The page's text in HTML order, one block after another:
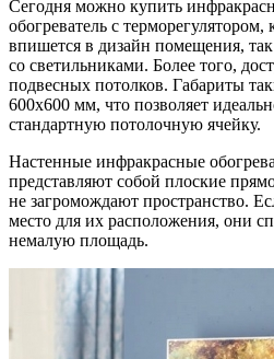
Сегодня можно купить
обогреватель с
впишется в дизайн помещения,
со светильниками. Более того,
подвесных потолков. Габариты
600х600 мм, что позволяет
стандартную потолочную ячейку.
Настенные инфракрасные
представляют собой плоские
не загромождают пространство.
место для их расположения, они
немалую площадь.